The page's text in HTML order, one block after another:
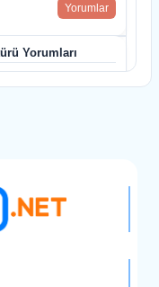
Yorumlar
Yorumları
Yorumlar
Yorumları